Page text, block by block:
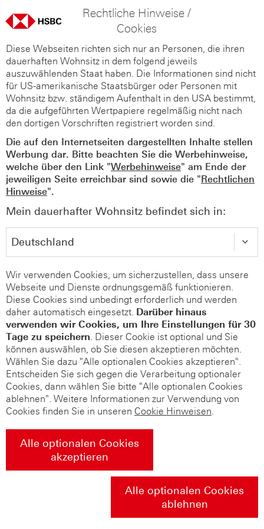
Rechtliche Hinweise /
Cookies
Diese Webseiten richten sich nur an Personen, die ihren
dauerhaften Wohnsitz in dem folgend jeweils
auszuwählenden Staat haben. Die Informationen sind nicht
für US-amerikanische Staatsbürger oder Personen mit
Wohnsitz bzw. ständigem Aufenthalt in den USA bestimmt,
da die aufgeführten Wertpapiere regelmäßig nicht nach
den dortigen Vorschriften registriert worden sind.
Die auf den Internetseiten dargestellten Inhalte stellen
Werbung dar. Bitte beachten Sie die Werbehinweise,
welche über den Link "Werbehinweise" am Ende der
jeweiligen Seite erreichbar sind sowie die "Rechtlichen
Hinweise".
Mein dauerhafter Wohnsitz befindet sich in:
Wir verwenden Cookies, um sicherzustellen, dass unsere
Webseite und Dienste ordnungsgemäß funktionieren.
Diese Cookies sind unbedingt erforderlich und werden
daher automatisch eingesetzt. Darüber hinaus
verwenden wir Cookies, um Ihre Einstellungen für 30
Tage zu speichern. Dieser Cookie ist optional und Sie
können auswählen, ob Sie diesen akzeptieren möchten.
Wählen Sie dazu "Alle optionalen Cookies akzeptieren".
Entscheiden Sie sich gegen die Verarbeitung optionaler
Cookies, dann wählen Sie bitte "Alle optionalen Cookies
ablehnen". Weitere Informationen zur Verwendung von
Cookies finden Sie in unseren Cookie Hinweisen.
Alle optionalen Cookies
akzeptieren
Alle optionalen Cookies
ablehnen